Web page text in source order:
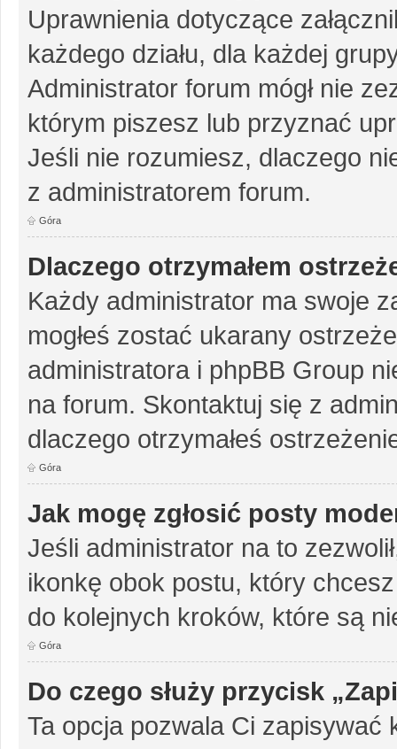
Uprawnienia dotyczące
każdego działu, dla każdej
Administrator forum mógł nie
którym piszesz lub przyznać
Jeśli nie rozumiesz, dlaczego
z administratorem forum.
Góra
Dlaczego otrzymałem
Każdy administrator ma swoje
mogłeś zostać ukarany
administratora i phpBB Group
na forum. Skontaktuj się z
dlaczego otrzymałeś
Góra
Jak mogę zgłosić posty
Jeśli administrator na to
ikonkę obok postu, który
do kolejnych kroków, które są
Góra
Do czego służy przycisk
Ta opcja pozwala Ci zapisywać